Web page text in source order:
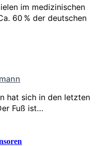
im medizinischen
60 % der deutschen
hat sich in den letzten
Fuß ist…